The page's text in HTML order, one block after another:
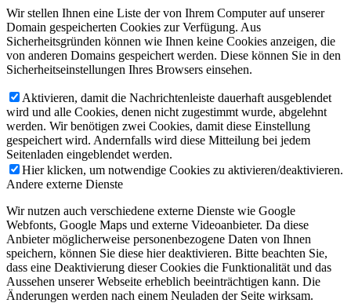
Wir stellen Ihnen eine Liste der von Ihrem Computer auf unserer
Domain gespeicherten Cookies zur Verfügung. Aus
Sicherheitsgründen können wie Ihnen keine Cookies anzeigen, die
von anderen Domains gespeichert werden. Diese können Sie in den
Sicherheitseinstellungen Ihres Browsers einsehen.
Aktivieren, damit die Nachrichtenleiste dauerhaft ausgeblendet
wird und alle Cookies, denen nicht zugestimmt wurde, abgelehnt
werden. Wir benötigen zwei Cookies, damit diese Einstellung
gespeichert wird. Andernfalls wird diese Mitteilung bei jedem
Seitenladen eingeblendet werden.
Hier klicken, um notwendige Cookies zu aktivieren/deaktivieren.
Andere externe Dienste
Wir nutzen auch verschiedene externe Dienste wie Google
Webfonts, Google Maps und externe Videoanbieter. Da diese
Anbieter möglicherweise personenbezogene Daten von Ihnen
speichern, können Sie diese hier deaktivieren. Bitte beachten Sie,
dass eine Deaktivierung dieser Cookies die Funktionalität und das
Aussehen unserer Webseite erheblich beeinträchtigen kann. Die
Änderungen werden nach einem Neuladen der Seite wirksam.